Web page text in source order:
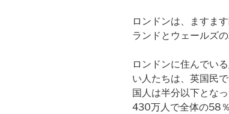
ロンドンは、ますま
ランドとウェールズ
ロンドンに住んでい
い人たちは、英国民
国人は半分以下とな
430万人で全体の58